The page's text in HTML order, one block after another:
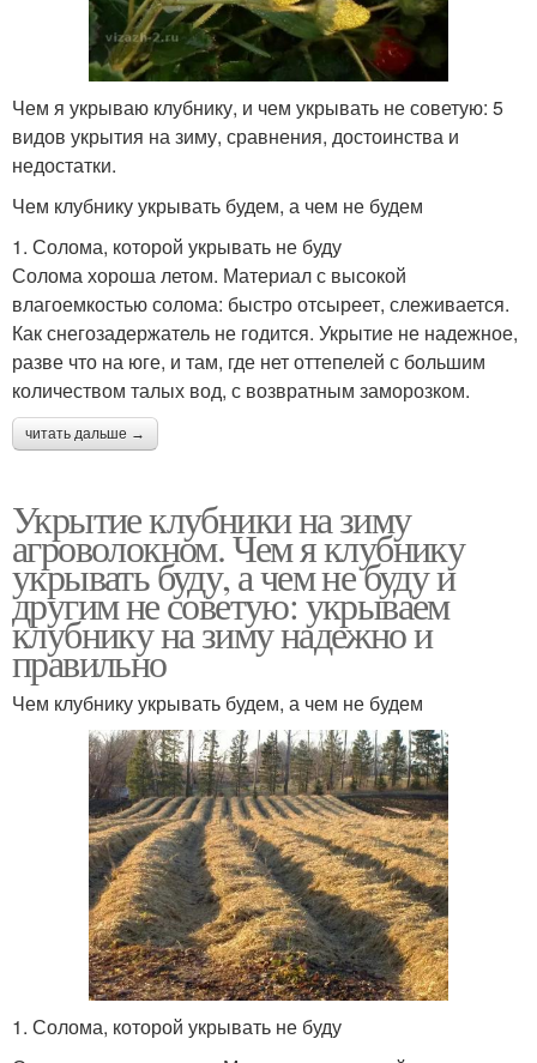
Чем я укрываю клубнику, и чем укрывать не советую: 5
видов укрытия на зиму, сравнения, достоинства и
недостатки.
Чем клубнику укрывать будем, а чем не будем
1. Солома, которой укрывать не буду
Солома хороша летом. Материал с высокой
влагоемкостью солома: быстро отсыреет, слеживается.
Как снегозадержатель не годится. Укрытие не надежное,
разве что на юге, и там, где нет оттепелей с большим
количеством талых вод, с возвратным заморозком.
читать дальше →
Укрытие клубники на зиму
агроволокном. Чем я клубнику
укрывать буду, а чем не буду и
другим не советую: укрываем
клубнику на зиму надежно и
правильно
Чем клубнику укрывать будем, а чем не будем
1. Солома, которой укрывать не буду